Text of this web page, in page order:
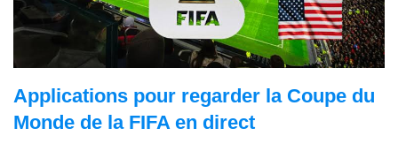
Applications pour regarder la Coupe du
Monde de la FIFA en direct